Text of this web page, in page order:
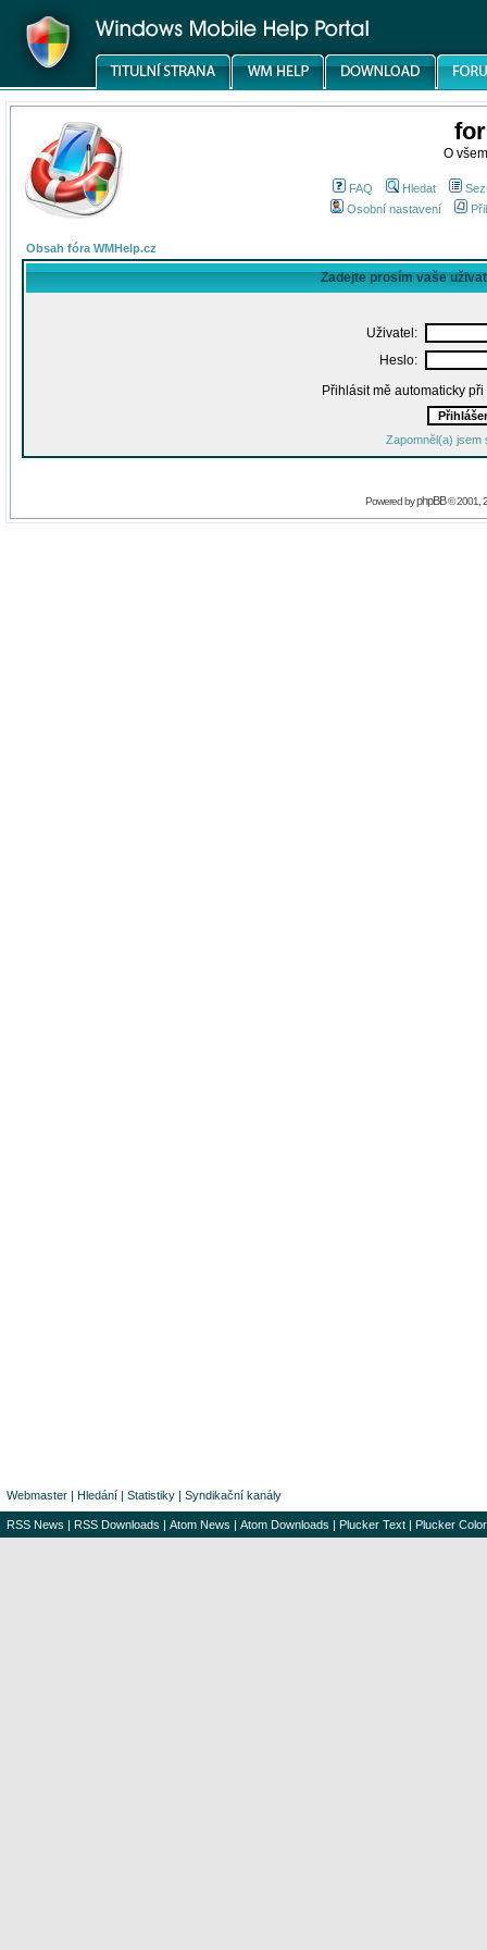
O
FAQ Hledat
Osobní nastavení
Obsah fóra WMHelp.cz
Zadejte prosím vaše
Uživatel:
Heslo:
Přihlásit mě automaticky
Zapomněl(a) jsem
Powered byphpBB© 2001,
Webmaster | Hledání | Statistiky | Syndikační kanály
RSS News | RSS Downloads | Atom News | Atom Downloads | Plucker Text | Plucker Color